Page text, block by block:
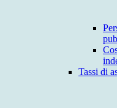
Tassi di